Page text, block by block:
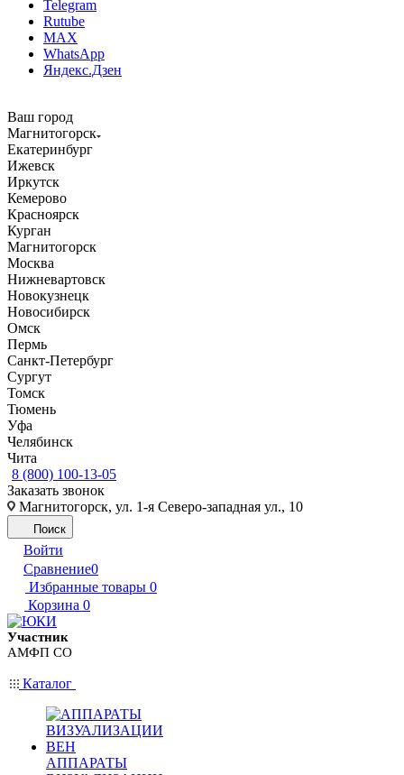
Telegram
Rutube
MAX
WhatsApp
Яндекс.Дзен
Ваш город
Магнитогорск
Екатеринбург
Ижевск
Иркутск
Кемерово
Красноярск
Курган
Магнитогорск
Москва
Нижневартовск
Новокузнецк
Новосибирск
Омск
Пермь
Санкт-Петербург
Сургут
Томск
Тюмень
Уфа
Челябинск
Чита
8 (800) 100-13-05
Заказать звонок
Магнитогорск, ул. 1-я Северо-западная ул., 10
Поиск
Войти
Сравнение0
Избранные товары 0
Корзина 0
Участник
АМФП СО
Каталог
АППАРАТЫ